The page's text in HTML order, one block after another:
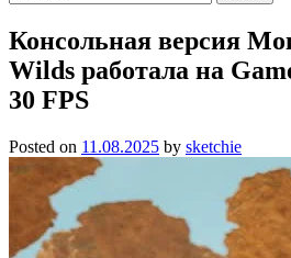
Консольная версия
Wilds работала на
30 FPS
Posted on 11.08.2025 by sketchie